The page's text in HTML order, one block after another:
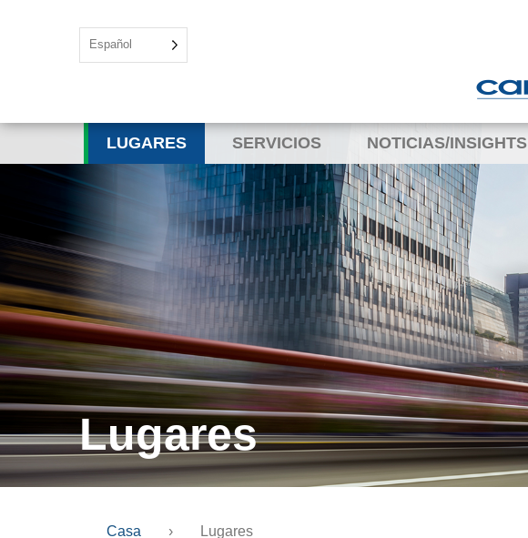
Español
LUGARES SERVICIOS NOTICIAS/INSIGHTS
Lugares
Casa › Lugares